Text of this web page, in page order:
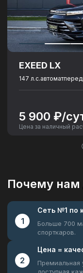
EXEED LX
147 л.с.автомат
5 900 ₽/
Цена за наличный
Почему нам
1
Сеть №1 по
Больше 700
спорткаров.
2
Цена =
Премиальная